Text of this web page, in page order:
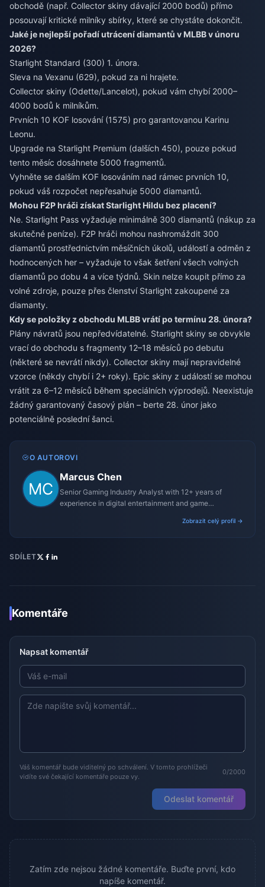
obchodě (např. Collector skiny dávající 2000 bodů) přímo
posouvají kritické milníky sbírky, které se chystáte dokončit.
Jaké je nejlepší pořadí utrácení diamantů v MLBB v únoru
2026?
Starlight Standard (300) 1. února.
Sleva na Vexanu (629), pokud za ni hrajete.
Collector skiny (Odette/Lancelot), pokud vám chybí 2000–
4000 bodů k milníkům.
Prvních 10 KOF losování (1575) pro garantovanou Karinu
Leonu.
Upgrade na Starlight Premium (dalších 450), pouze pokud
tento měsíc dosáhnete 5000 fragmentů.
Vyhněte se dalším KOF losováním nad rámec prvních 10,
pokud váš rozpočet nepřesahuje 5000 diamantů.
Mohou F2P hráči získat Starlight Hildu bez placení?
Ne. Starlight Pass vyžaduje minimálně 300 diamantů (nákup za
skutečné peníze). F2P hráči mohou nashromáždit 300
diamantů prostřednictvím měsíčních úkolů, událostí a odměn z
hodnocených her – vyžaduje to však šetření všech volných
diamantů po dobu 4 a více týdnů. Skin nelze koupit přímo za
volné zdroje, pouze přes členství Starlight zakoupené za
diamanty.
Kdy se položky z obchodu MLBB vrátí po termínu 28. února?
Plány návratů jsou nepředvídatelné. Starlight skiny se obvykle
vrací do obchodu s fragmenty 12–18 měsíců po debutu
(některé se nevrátí nikdy). Collector skiny mají nepravidelné
vzorce (někdy chybí i 2+ roky). Epic skiny z událostí se mohou
vrátit za 6–12 měsíců během speciálních výprodejů. Neexistuje
žádný garantovaný časový plán – berte 28. únor jako
potenciálně poslední šanci.
O AUTOROVI
Marcus Chen
Senior Gaming Industry Analyst with 12+ years of
experience in digital entertainment and game
Zobrazit celý profil →
SDÍLET
Komentáře
Napsat komentář
Váš komentář bude viditelný po schválení. V tomto prohlížeči
vidíte své čekající komentáře pouze vy.
0/2000
Odeslat komentář
Zatím zde nejsou žádné komentáře. Buďte první, kdo
napíše komentář.